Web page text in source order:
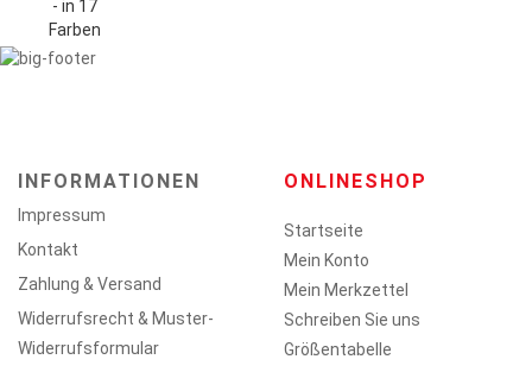
INFORMATIONEN
Impressum
Kontakt
Zahlung & Versand
Widerrufsrecht & Muster-
Widerrufsformular
ONLINESHOP
Startseite
Mein Konto
Mein Merkzettel
Schreiben Sie uns
Größentabelle